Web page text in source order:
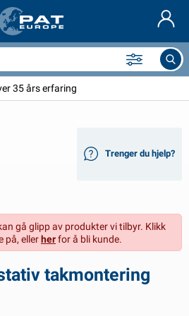
35 års erfaring
Trenger du hjelp?
gå glipp av produkter vi tilbyr. Klikk
på, ellerherfor å bli kunde.
takmontering